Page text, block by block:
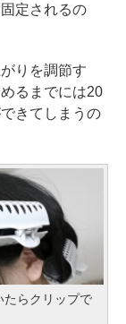
定されるの
りを調節す
るまでには20
きてしまうの
たらクリップで